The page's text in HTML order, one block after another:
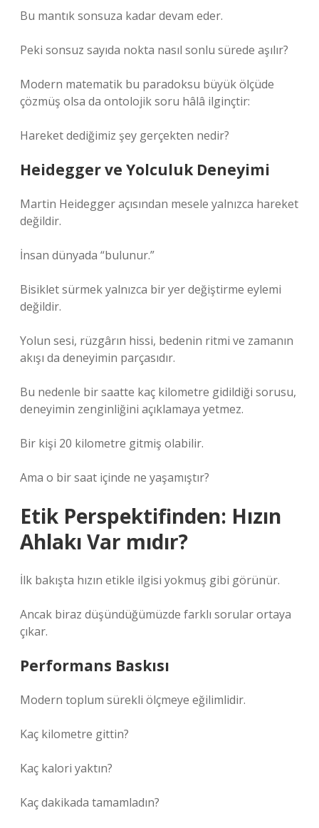
Bu mantık sonsuza kadar devam eder.
Peki sonsuz sayıda nokta nasıl sonlu sürede aşılır?
Modern matematik bu paradoksu büyük ölçüde
çözmüş olsa da ontolojik soru hâlâ ilginçtir:
Hareket dediğimiz şey gerçekten nedir?
Heidegger ve Yolculuk Deneyimi
Martin Heidegger açısından mesele yalnızca hareket
değildir.
İnsan dünyada “bulunur.”
Bisiklet sürmek yalnızca bir yer değiştirme eylemi
değildir.
Yolun sesi, rüzgârın hissi, bedenin ritmi ve zamanın
akışı da deneyimin parçasıdır.
Bu nedenle bir saatte kaç kilometre gidildiği sorusu,
deneyimin zenginliğini açıklamaya yetmez.
Bir kişi 20 kilometre gitmiş olabilir.
Ama o bir saat içinde ne yaşamıştır?
Etik Perspektifinden: Hızın
Ahlakı Var mıdır?
İlk bakışta hızın etikle ilgisi yokmuş gibi görünür.
Ancak biraz düşündüğümüzde farklı sorular ortaya
çıkar.
Performans Baskısı
Modern toplum sürekli ölçmeye eğilimlidir.
Kaç kilometre gittin?
Kaç kalori yaktın?
Kaç dakikada tamamladın?